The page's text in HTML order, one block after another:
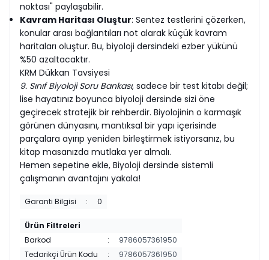
noktası" paylaşabilir.
Kavram Haritası Oluştur: Sentez testlerini çözerken,
konular arası bağlantıları not alarak küçük kavram
haritaları oluştur. Bu, biyoloji dersindeki ezber yükünü
%50 azaltacaktır.
KRM Dükkan Tavsiyesi
9. Sınıf Biyoloji Soru Bankası, sadece bir test kitabı değil;
lise hayatınız boyunca biyoloji dersinde sizi öne
geçirecek stratejik bir rehberdir. Biyolojinin o karmaşık
görünen dünyasını, mantıksal bir yapı içerisinde
parçalara ayırıp yeniden birleştirmek istiyorsanız, bu
kitap masanızda mutlaka yer almalı.
Hemen sepetine ekle, Biyoloji dersinde sistemli
çalışmanın avantajını yakala!
Garanti Bilgisi : 0
Ürün Filtreleri
Barkod
:
9786057361950
Tedarikçi Ürün Kodu
: 9786057361950